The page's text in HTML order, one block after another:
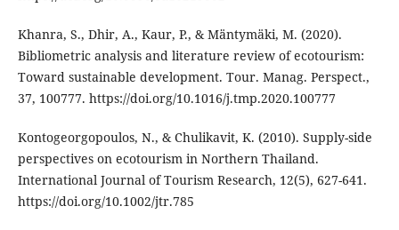
Khanra, S., Dhir, A., Kaur, P., & Mäntymäki, M. (2020).
Bibliometric analysis and literature review of ecotourism:
Toward sustainable development. Tour. Manag. Perspect.,
37, 100777. https://doi.org/10.1016/j.tmp.2020.100777
Kontogeorgopoulos, N., & Chulikavit, K. (2010). Supply-side
perspectives on ecotourism in Northern Thailand.
International Journal of Tourism Research, 12(5), 627-641.
https://doi.org/10.1002/jtr.785